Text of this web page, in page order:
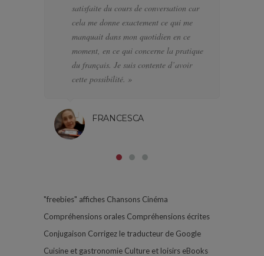
satisfaite du cours de conversation car
cela me donne exactement ce qui me
manquait dans mon quotidien en ce
moment, en ce qui concerne la pratique
du français. Je suis contente d’avoir
cette possibilité. »
FRANCESCA
"freebies" affiches Chansons Cinéma
Compréhensions orales Compréhensions écrites
Conjugaison Corrigez le traducteur de Google
Cuisine et gastronomie Culture et loisirs eBooks